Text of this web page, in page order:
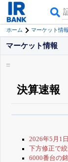
ホーム マーケット情報
マーケット情報
決算速報
登録すると永
2026年5月1日
下方修正で
6000番台の